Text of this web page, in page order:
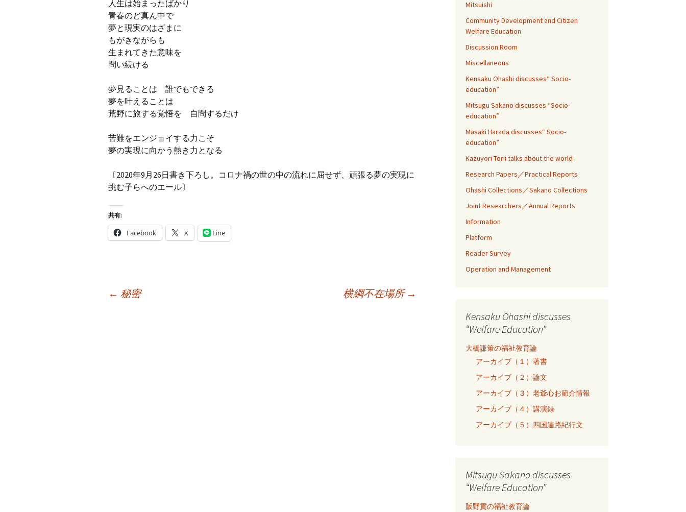
人生は始まったばかり
青春のど真ん中で
夢と現実のはざまに
もがきながらも
生まれてきた意味を
問い続ける
夢見ることは 誰でもできる
夢を叶えることは
荒野に旅する覚悟を 自問するだけ
苦難をエンジョイする力こそ
夢の実現に向かう熱き力となる
〔2020年9月26日書き下ろし。コロナ禍の世の中の流れに屈せず、頑張る夢の実現に
挑む子らへのエール〕
共有:
Facebook X Line
← 秘密 横綱不在場所 →
Mitsuishi
Community Development and Citizen
Welfare Education
Discussion Room
Miscellaneous
Kensaku Ohashi discusses“ Socio-
education”
Mitsugu Sakano discusses “Socio-
education”
Masaki Harada discusses“ Socio-
education”
Kazuyori Torii talks about the world
Research Papers／Practical Reports
Ohashi Collections／Sakano Collections
Joint Researchers／Annual Reports
Information
Platform
Reader Survey
Operation and Management
Kensaku Ohashi discusses
“Welfare Education”
大橋謙策の福祉教育論
アーカイブ（１）著書
アーカイブ（２）論文
アーカイブ（３）老爺心お節介情報
アーカイブ（４）講演録
アーカイブ（５）四国遍路紀行文
Mitsugu Sakano discusses
“Welfare Education”
阪野貢の福祉教育論